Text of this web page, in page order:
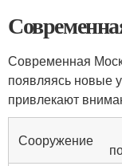
Современная
появляясь новые
привлекают
Сооружение